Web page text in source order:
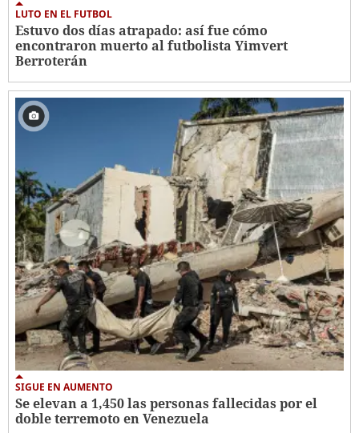
LUTO EN EL FUTBOL
Estuvo dos días atrapado: así fue cómo
encontraron muerto al futbolista Yimvert
Berroterán
SIGUE EN AUMENTO
Se elevan a 1,450 las personas fallecidas por el
doble terremoto en Venezuela